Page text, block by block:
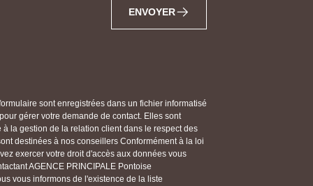
ENVOYER
sont enregistrées dans un fichier informatisé
gérer votre demande de contact. Elles sont
la gestion de la relation client dans le respect des
destinées à nos conseillers Conformément à la loi
exercer votre droit d'accès aux données vous
AGENCE PRINCIPALE Pontoise
vous informons de l'existence de la liste